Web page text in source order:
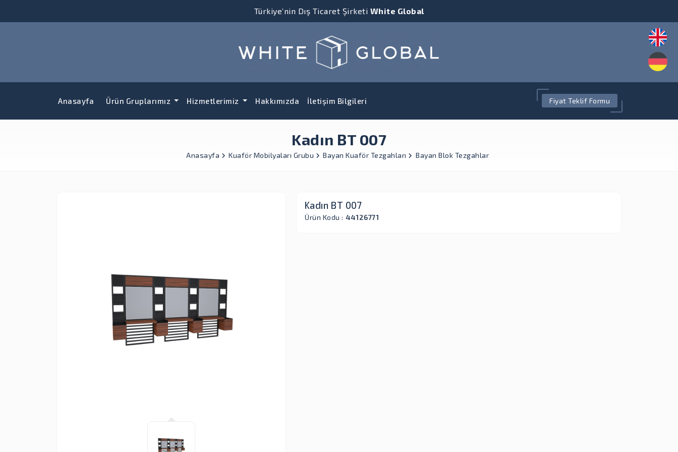
Türkiye’nin Dış Ticaret Şirketi White Global
Anasayfa Ürün Gruplarımız Hizmetlerimiz Hakkımızda İletişim Bilgileri Fiyat Teklif Formu
Kadın BT 007
Anasayfa Kuaför Mobilyaları Grubu Bayan Kuaför Tezgahları Bayan Blok Tezgahlar
Kadın BT 007
Ürün Kodu : 44126771